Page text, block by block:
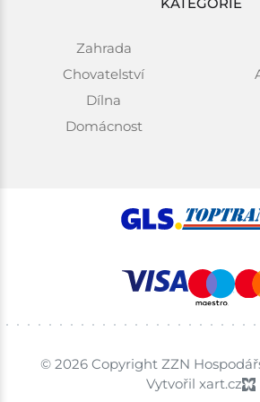
Zahrada
Chovatelství
Dílna
Domácnost
© 2026 Copyright ZZN
Vytvořil xart.cz